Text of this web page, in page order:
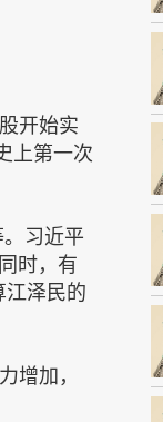
开始实
上第一次
习近平
时，有
江泽民的
增加，